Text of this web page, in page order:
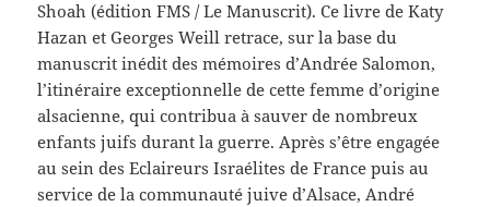
Shoah (édition FMS / Le Manuscrit). Ce livre de Katy
Hazan et Georges Weill retrace, sur la base du
manuscrit inédit des mémoires d’Andrée Salomon,
l’itinéraire exceptionnelle de cette femme d’origine
alsacienne, qui contribua à sauver de nombreux
enfants juifs durant la guerre. Après s’être engagée
au sein des Eclaireurs Israélites de France puis au
service de la communauté juive d’Alsace, André